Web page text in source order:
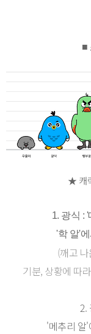
■
★ 캐
1. 광식 :
'학 알'
(깨고
기분, 상황에 따
2.
'메추리 알